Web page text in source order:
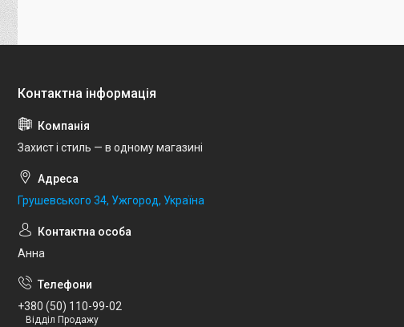
Захист і стиль — в одному магазині
Грушевського 34, Ужгород, Україна
Анна
+380 (50) 110-99-02
Відділ Продажу